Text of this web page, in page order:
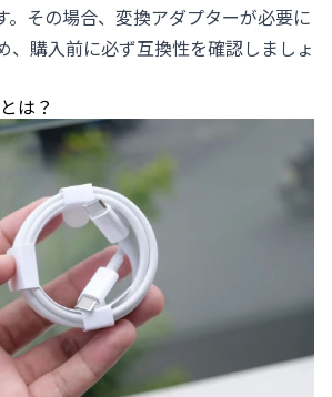
。その場合、変換アダプターが必要に
、購入前に必ず互換性を確認しましょ
は？